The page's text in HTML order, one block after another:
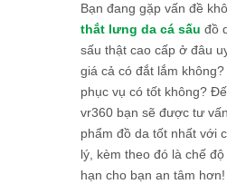
Bạn đang gặp vấn đề
thắt lưng da cá sấu đồ
sấu thật cao cấp ở đâu
giá cả có đắt lắm
phục vụ có tốt không?
vr360 bạn sẽ được tư
phẩm đồ da tốt nhất với
lý, kèm theo đó là chế
hạn cho bạn an tâm hơn!